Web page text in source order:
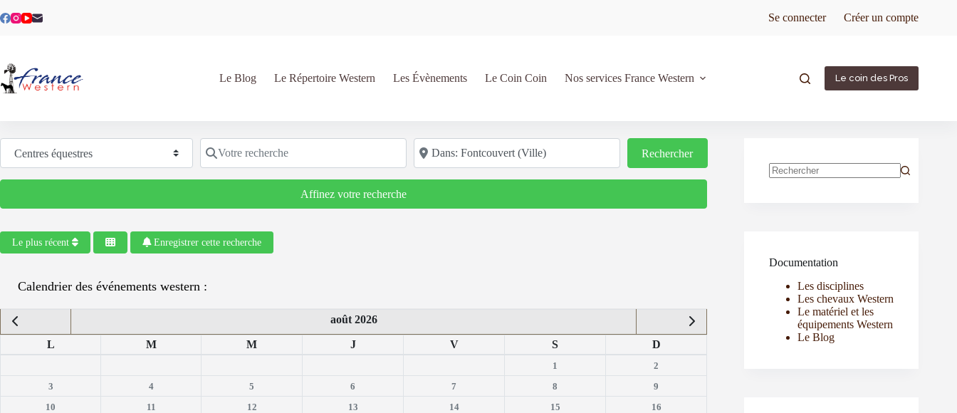
au
Se connecter Créer un compte
Le Blog Le Répertoire Western Les Évènements Le Coin Coin Nos services France Western Le coin des Pros
Sélectionnez le type de recherche Votre recherche Code postal/région/ville
RechercherRechercher
Affinez votre recherche
Le plus récent Enregistrer cette recherche
Calendrier des événements western :
août 2026
L M M J V S D
1
2
3
4 5 6 7 8
9
10
11 12 13 14 15
16
Documentation
Les disciplines
Les chevaux Western
Le matériel et les
équipements Western
Le Blog